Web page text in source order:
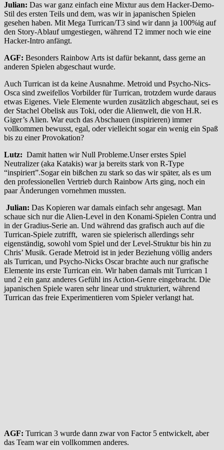
Julian: Das war ganz einfach eine Mixtur aus dem Hacker-Demo-
Stil des ersten Teils und dem, was wir in japanischen Spielen
gesehen haben. Mit Mega Turrican/T3 sind wir dann ja 100%ig auf
den Story-Ablauf umgestiegen, während T2 immer noch wie eine
Hacker-Intro anfängt.
AGF: Besonders Rainbow Arts ist dafür bekannt, dass gerne an
anderen Spielen abgeschaut wurde.
Auch Turrican ist da keine Ausnahme. Metroid und Psycho-Nics-
Osca sind zweifellos Vorbilder für Turrican, trotzdem wurde daraus
etwas Eigenes. Viele Elemente wurden zusätzlich abgeschaut, sei es
der Stachel Obelisk aus Toki, oder die Alienwelt, die von H.R.
Giger’s Alien. War euch das Abschauen (inspirieren) immer
vollkommen bewusst, egal, oder vielleicht sogar ein wenig ein Spaß
bis zu einer Provokation?
Lutz: Damit hatten wir Null Probleme.Unser erstes Spiel
Neutralizer (aka Katakis) war ja bereits stark von R-Type
“inspiriert”.Sogar ein bißchen zu stark so das wir später, als es um
den professionellen Vertrieb durch Rainbow Arts ging, noch ein
paar Änderungen vornehmen mussten.
Julian: Das Kopieren war damals einfach sehr angesagt. Man
schaue sich nur die Alien-Level in den Konami-Spielen Contra und
in der Gradius-Serie an. Und während das grafisch auch auf die
Turrican-Spiele zutrifft, waren sie spielerisch allerdings sehr
eigenständig, sowohl vom Spiel und der Level-Struktur bis hin zu
Chris’ Musik. Gerade Metroid ist in jeder Beziehung völlig anders
als Turrican, und Psycho-Nicks Oscar brachte auch nur grafische
Elemente ins erste Turrican ein. Wir haben damals mit Turrican 1
und 2 ein ganz anderes Gefühl ins Action-Genre eingebracht. Die
japanischen Spiele waren sehr linear und strukturiert, während
Turrican das freie Experimentieren vom Spieler verlangt hat.
AGF: Turrican 3 wurde dann zwar von Factor 5 entwickelt, aber
das Team war ein vollkommen anderes.